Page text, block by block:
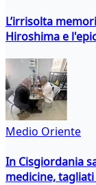
L’irrisolta
Hiroshima e
Medio Oriente
In Cisgiordania
medicine,